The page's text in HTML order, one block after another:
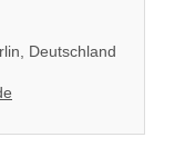
Deutschland